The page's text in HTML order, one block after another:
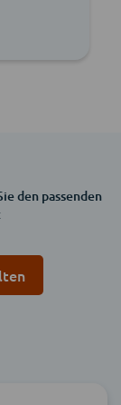
den passenden